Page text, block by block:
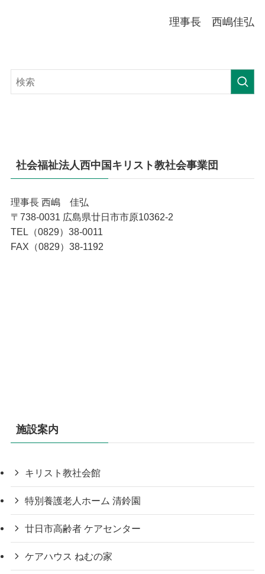
理事長 西嶋佳弘
社会福祉法人西中国キリスト教社会事業団
理事長 西嶋 佳弘
〒738-0031 広島県廿日市市原10362-2
TEL（0829）38-0011
FAX（0829）38-1192
施設案内
キリスト教社会館
特別養護老人ホーム 清鈴園
廿日市高齢者 ケアセンター
ケアハウス ねむの家